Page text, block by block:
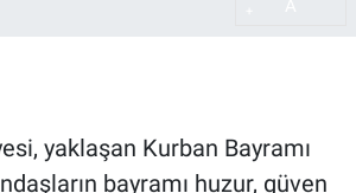
yaklaşan Kurban Bayramı
bayramı huzur, güven